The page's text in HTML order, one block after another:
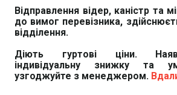
Відправлення відер, каністр та
до вимог перевізника,
відділення.
Діють гуртові ціни.
індивідуальну знижку та
узгоджуйте з менеджером.